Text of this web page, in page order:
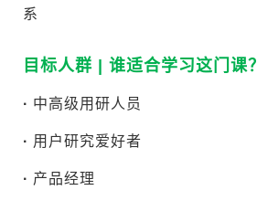
系
目标人群 | 谁适合学习这门课？
· 中高级用研人员
· 用户研究爱好者
· 产品经理